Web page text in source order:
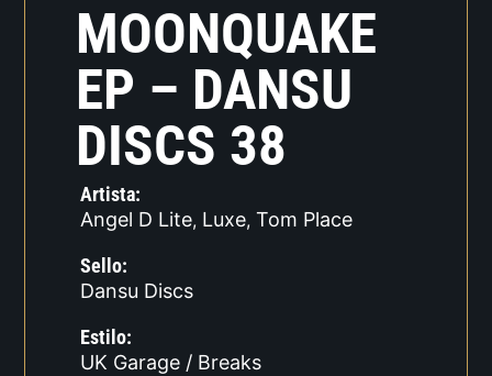
MOONQUAKE
EP – DANSU
DISCS 38
Artista:
Angel D Lite, Luxe, Tom Place
Sello:
Dansu Discs
Estilo:
UK Garage / Breaks